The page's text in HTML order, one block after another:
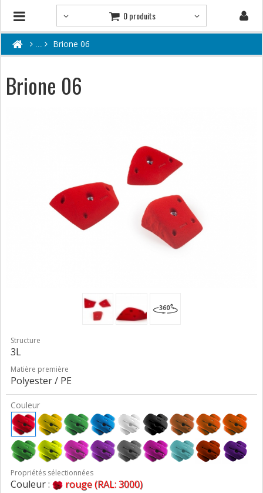
0 produits
Brione 06
Brione 06
Structure
3L
Matière première
Polyester / PE
Couleur
Propriétés sélectionnées
Couleur : rouge (RAL: 3000)